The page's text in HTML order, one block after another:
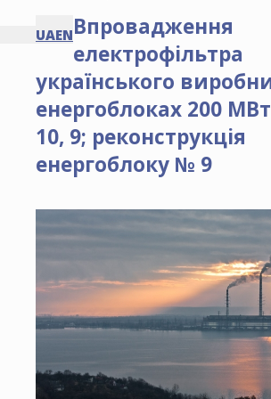
UAENВпровадження
електрофільтра
українського
енергоблоках 200
10, 9; реконструкція
енергоблоку № 9